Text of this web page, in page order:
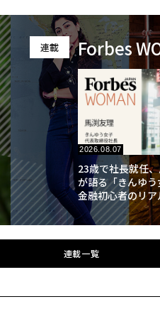
連載 Forbes
2026.08.07
23歳で社長就任
が語る「きんゆう
金融初心者のリア
連載一覧